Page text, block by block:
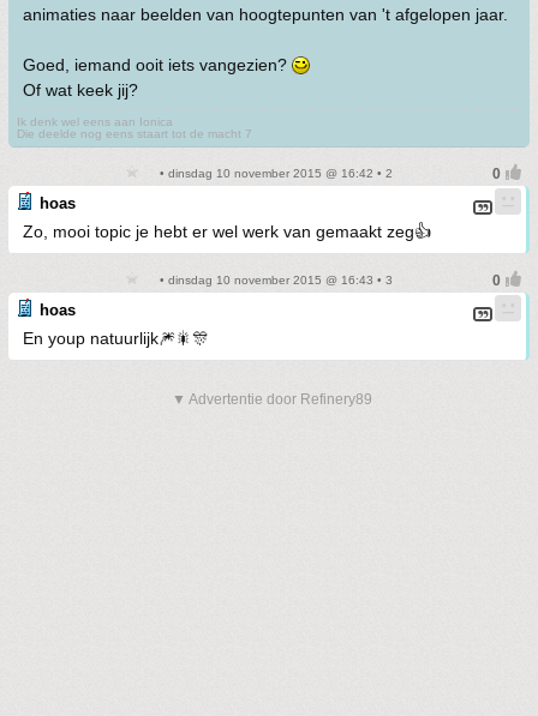
animaties naar beelden van hoogtepunten van 't afgelopen jaar.
Goed, iemand ooit iets vangezien?
Of wat keek jij?
Ik denk wel eens aan Ionica
Die deelde nog eens staart tot de macht 7
• dinsdag 10 november 2015 @ 16:42 • 2
hoas
Zo, mooi topic je hebt er wel werk van gemaakt zeg👍
• dinsdag 10 november 2015 @ 16:43 • 3
hoas
En youp natuurlijk🎆🎇🎊
▼ Advertentie door Refinery89